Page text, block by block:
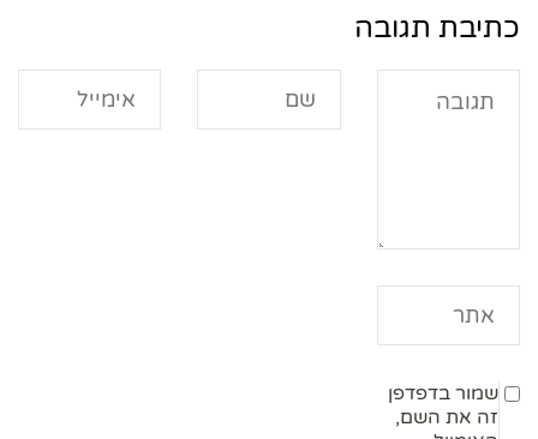
כתיבת תגובה
שמור בדפדפן
זה את השם,